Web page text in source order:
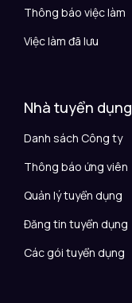
Thông báo việc làm
Việc làm đã lưu
Nhà tuyển dụng
Danh sách Công ty
Thông báo ứng viên
Quản lý tuyển dụng
Đăng tin tuyển dụng
Các gói tuyển dụng